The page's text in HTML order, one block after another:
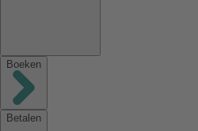
Boeken
Betalen